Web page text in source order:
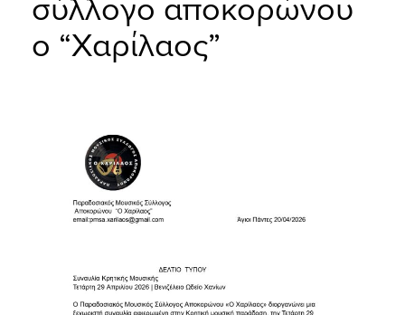
σύλλογο αποκορώνου
ο “Χαρίλαος”